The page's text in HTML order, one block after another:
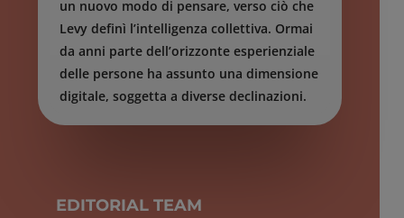
un nuovo modo di pensare, verso ciò che
Levy definì l’intelligenza collettiva. Ormai
da anni parte dell’orizzonte esperienziale
delle persone ha assunto una dimensione
digitale, soggetta a diverse declinazioni.
profondità, costituita dai dati e dagli
EDITORIAL TEAM